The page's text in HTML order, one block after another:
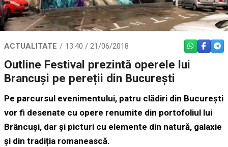
ACTUALITATE 13:40 / 21/06/2018 WHATSAPP
Outline Festival prezintă operele lui
Brancuși pe pereții din București
Pe parcursul evenimentului, patru clădiri din București
vor fi desenate cu opere renumite din portofoliul lui
Brâncuși, dar și picturi cu elemente din natură, galaxie
și din tradiția romanească.